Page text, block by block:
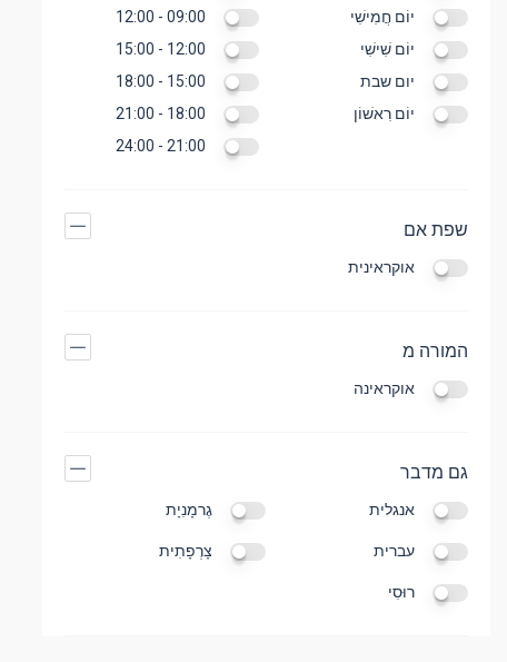
יוֹם חֲמִישִׁי
יוֹם שִׁישִׁי
יום שבת
יוֹם רִאשׁוֹן
09:00 - 12:00
12:00 - 15:00
15:00 - 18:00
18:00 - 21:00
21:00 - 24:00
שפת אם
אוקראינית
המורה מ
אוקראינה
גם מדבר
אנגלית גֶרמָנִיָת
עברית צָרְפָתִית
רוּסִי